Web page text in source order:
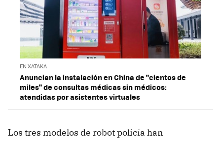
EN XATAKA
Anuncian la instalación en China de "cientos de
miles" de consultas médicas sin médicos:
atendidas por asistentes virtuales
Los tres modelos de robot policía han